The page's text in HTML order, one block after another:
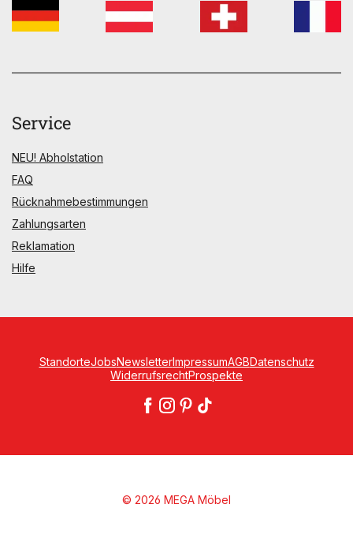
Service
NEU! Abholstation
FAQ
Rücknahmebestimmungen
Zahlungsarten
Reklamation
Hilfe
StandorteJobsNewsletterImpressumAGBDatenschutz
WiderrufsrechtProspekte
© 2026 MEGA Möbel